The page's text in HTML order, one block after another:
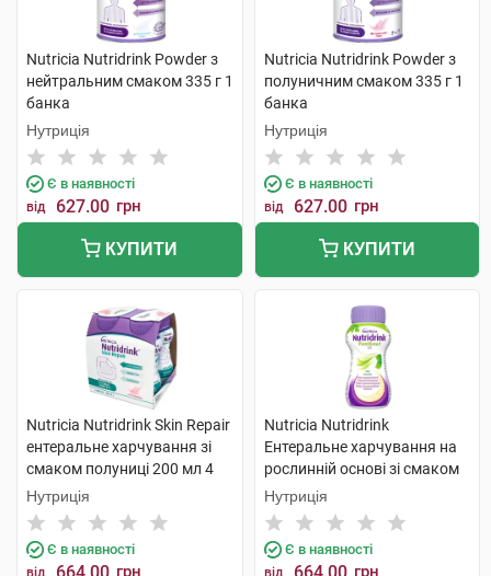
Nutricia Nutridrink Powder з
нейтральним смаком 335 г 1
банка
Нутриція
Є в наявності
від 627.00 грн
КУПИТИ
Nutricia Nutridrink Powder з
полуничним смаком 335 г 1
банка
Нутриція
Є в наявності
від 627.00 грн
КУПИТИ
Nutricia Nutridrink Skin Repair
ентеральне харчування зі
смаком полуниці 200 мл 4
пляшки
Нутриція
Є в наявності
від грн
Nutricia Nutridrink
Ентеральне харчування на
рослинній основі зі смаком
манго-маракуйя 200 мл 4 шт
Нутриція
Є в наявності
від грн